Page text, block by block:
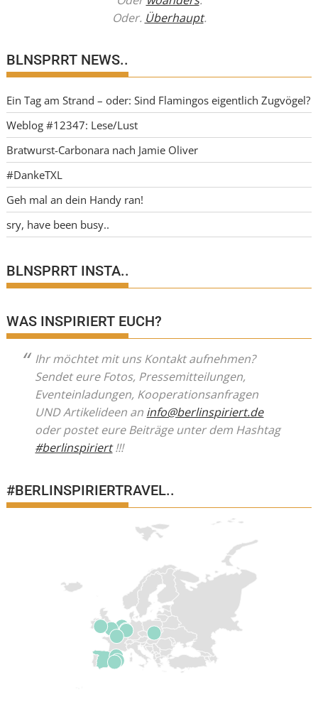
Oder. Überhaupt.
BLNSPRRT NEWS..
Ein Tag am Strand – oder: Sind Flamingos eigentlich Zugvögel?
Weblog #12347: Lese/Lust
Bratwurst-Carbonara nach Jamie Oliver
#DankeTXL
Geh mal an dein Handy ran!
sry, have been busy..
BLNSPRRT INSTA..
WAS INSPIRIERT EUCH?
Ihr möchtet mit uns Kontakt aufnehmen?
Sendet eure Fotos, Pressemitteilungen,
Eventeinladungen, Kooperationsanfragen
UND Artikelideen an info@berlinspiriert.de
oder postet eure Beiträge unter dem Hashtag
#berlinspiriert!!!
#BERLINSPIRIERTRAVEL..